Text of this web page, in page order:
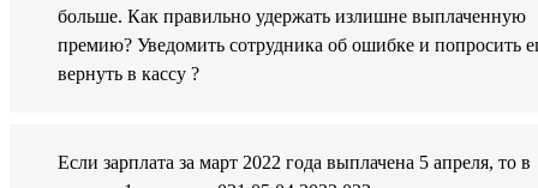
больше. Как правильно удержать излишне выплаченную
премию? Уведомить сотрудника об ошибке и попросить
вернуть в кассу ?
Если зарплата за март 2022 года выплачена 5 апреля, то в